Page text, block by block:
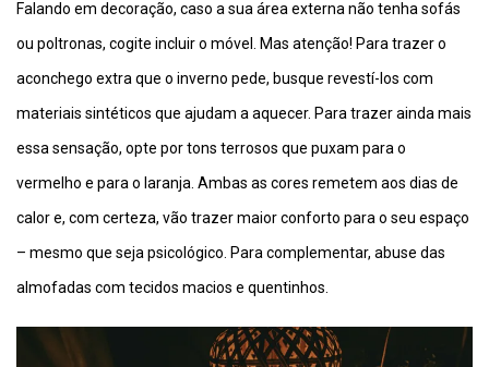
Falando em decoração, caso a sua área externa não tenha sofás
ou poltronas, cogite incluir o móvel. Mas atenção! Para trazer o
aconchego extra que o inverno pede, busque revestí-los com
materiais sintéticos que ajudam a aquecer. Para trazer ainda mais
essa sensação, opte por tons terrosos que puxam para o
vermelho e para o laranja. Ambas as cores remetem aos dias de
calor e, com certeza, vão trazer maior conforto para o seu espaço
– mesmo que seja psicológico. Para complementar, abuse das
almofadas com tecidos macios e quentinhos.